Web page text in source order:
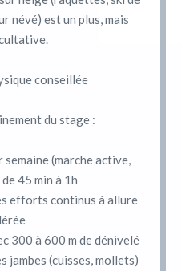
névé) est un plus, mais
conseillée
du stage :
semaine (marche active,
45 min à 1h
efforts continus à allure
300 à 600 m de dénivelé
jambes (cuisses, mollets)